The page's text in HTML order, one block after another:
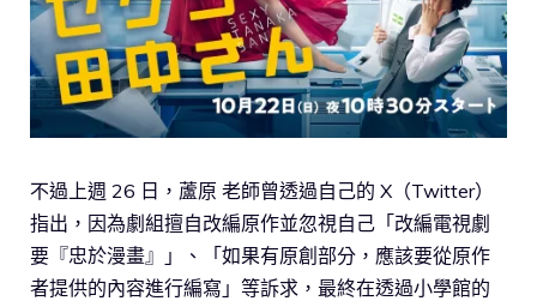
不過上週 26 日，蘆原 老師曾透過自己的 X（Twitter）
指出，因為劇組擅自改編原作並忽視自己「改編電視劇
要『忠於漫畫』」、「如果有原創部分，應該要從原作
者提供的內容進行編寫」等訴求，最終在透過小學館的